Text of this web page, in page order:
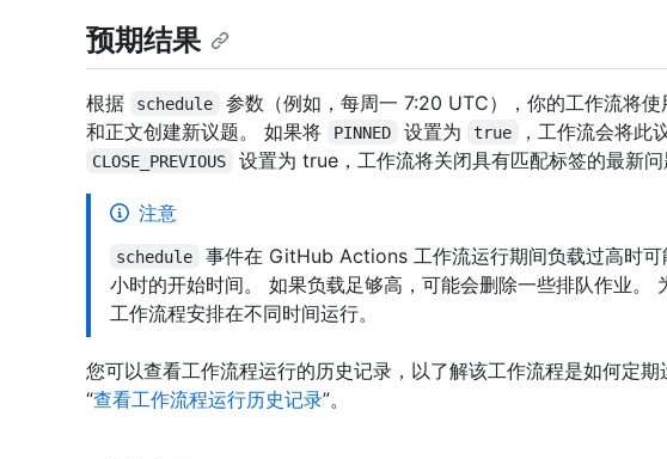
预期结果
根据 schedule
参数（例如，每周一 7:20 UTC），你的工作流将
和正文创建新议题。 如果将
PINNED 设置为 true ，工作流会将此
CLOSE_PREVIOUS 设置为 true，工作流将关闭具有匹配标签的最新问
注意
schedule
事件在 GitHub Actions 工作流运行期间负载过高时
小时的开始时间。 如果负载足够高，可能会删除一些排队作业。
工作流程安排在不同时间运行。
您可以查看工作流程运行的历史记录，以了解该工作流程是如何定
“查看工作流程运行历史记录”。